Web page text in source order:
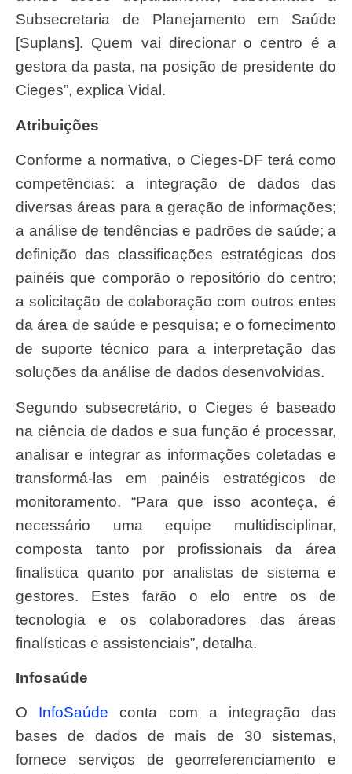
Subsecretaria de Planejamento em Saúde
[Suplans]. Quem vai direcionar o centro é a
gestora da pasta, na posição de presidente do
Cieges”, explica Vidal.
Atribuições
Conforme a normativa, o Cieges-DF terá como
competências: a integração de dados das
diversas áreas para a geração de informações;
a análise de tendências e padrões de saúde; a
definição das classificações estratégicas dos
painéis que comporão o repositório do centro;
a solicitação de colaboração com outros entes
da área de saúde e pesquisa; e o fornecimento
de suporte técnico para a interpretação das
soluções da análise de dados desenvolvidas.
Segundo subsecretário, o Cieges é baseado
na ciência de dados e sua função é processar,
analisar e integrar as informações coletadas e
transformá-las em painéis estratégicos de
monitoramento. “Para que isso aconteça, é
necessário uma equipe multidisciplinar,
composta tanto por profissionais da área
finalística quanto por analistas de sistema e
gestores. Estes farão o elo entre os de
tecnologia e os colaboradores das áreas
finalísticas e assistenciais”, detalha.
Infosaúde
InfoSaúdeconta com a integração das
bases de dados de mais de 30 sistemas,
fornece serviços de georreferenciamento e